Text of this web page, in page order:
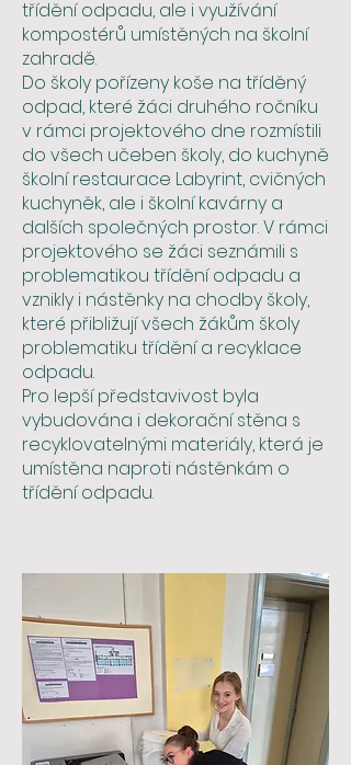
třídění odpadu, ale i využívání
kompostérů umístěných na školní
zahradě.
Do školy pořízeny koše na tříděný
odpad, které žáci druhého ročníku
v rámci projektového dne rozmístili
do všech učeben školy, do kuchyně
školní restaurace Labyrint, cvičných
kuchyněk, ale i školní kavárny a
dalších společných prostor. V rámci
projektového se žáci seznámili s
problematikou třídění odpadu a
vznikly i nástěnky na chodby školy,
které přibližují všech žákům školy
problematiku třídění a recyklace
odpadu.
Pro lepší představivost byla
vybudována i dekorační stěna s
recyklovatelnými materiály, která je
umístěna naproti nástěnkám o
třídění odpadu.